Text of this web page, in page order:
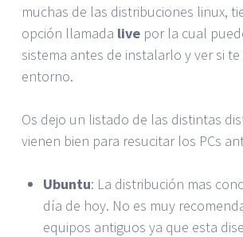
muchas de las distribuciones linux,
opción llamada live por la cual
sistema antes de instalarlo y ver si
entorno.
Os dejo un listado de las distintas
vienen bien para resucitar los PCs
Ubuntu: La distribución mas
día de hoy. No es muy
equipos antiguos ya que esta